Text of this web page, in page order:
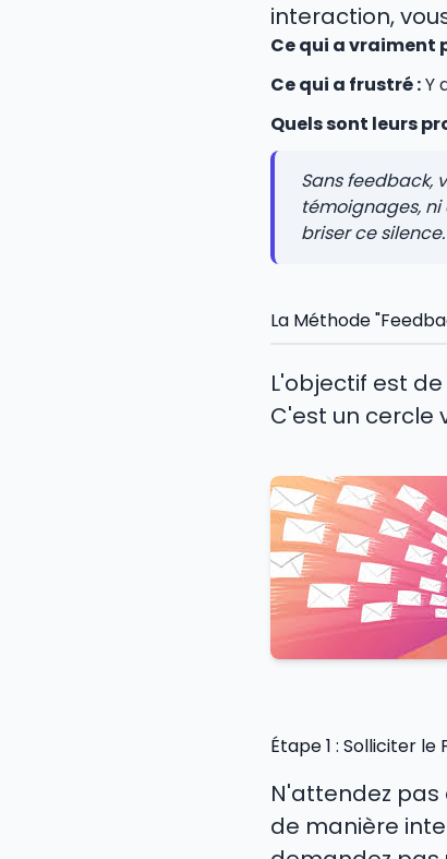
interaction,
Ce qui a vraiment
Ce qui a frustré :Y
Quels sont leurs
Sans feedback,
témoignages,
briser ce silence.
La Méthode
L'objectif est
C'est un cercle
Étape 1 : Solliciter
N'attendez pas
de manière